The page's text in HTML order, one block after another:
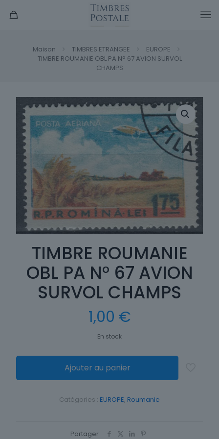
Maison TIMBRES ETRANGEE
EUROPE
TIMBRE ROUMANIE OBL PA N° 67 AVION SURVOL
CHAMPS
TIMBRE ROUMANIE
OBL PA N° 67 AVION
SURVOL CHAMPS
1,00 €
En stock
Ajouter au panier
Catégories : EUROPE, Roumanie
Partager